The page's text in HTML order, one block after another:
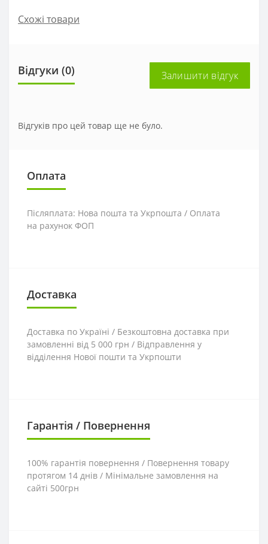
Схожі товари
Відгуки (0) Залишити відгук
Відгуків про цей товар ще не було.
Оплата
Післяплата: Нова пошта та Укрпошта / Оплата
на рахунок ФОП
Доставка
Доставка по Україні / Безкоштовна доставка при
замовленні від 5 000 грн / Відправлення у
відділення Нової пошти та Укрпошти
Гарантія / Повернення
100% гарантія повернення / Повернення товару
протягом 14 днів / Мінімальне замовлення на
сайті 500грн